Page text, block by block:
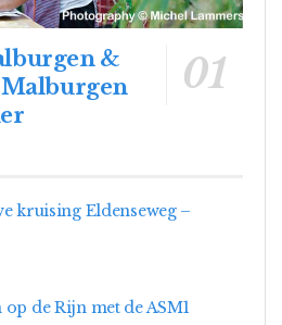
&
kruising Eldenseweg –
de Rijn met de ASM1